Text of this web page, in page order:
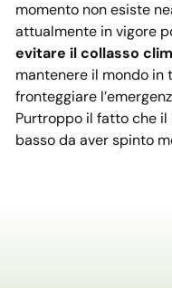
momento non esiste
attualmente in vigore
evitare il collasso
mantenere il mondo in
fronteggiare
Purtroppo il fatto che il
basso da aver spinto